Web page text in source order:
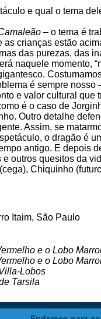
e qual o tema
– o tema é
crianças estão
das purezas, das
naquele momento,
é sempre
e valor cultural
é o caso de
Outro detalhe
Assim, se
o dragão é
antigo. E depois
outros quesitos da
Chiquinho
Itaim, São Paulo
e o Lobo
e o Lobo
Lobos
Tarsila